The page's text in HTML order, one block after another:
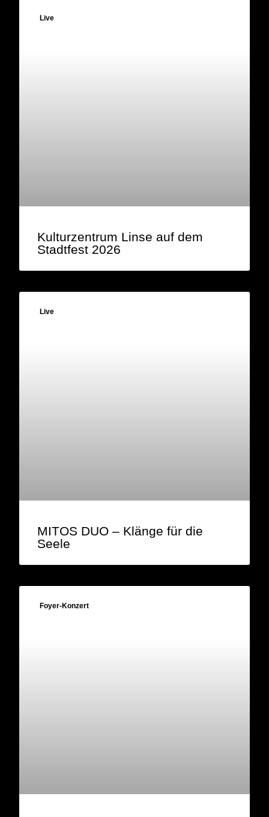
Live
Kulturzentrum Linse auf dem
Stadtfest 2026
Live
MITOS DUO – Klänge für die
Seele
Foyer-Konzert